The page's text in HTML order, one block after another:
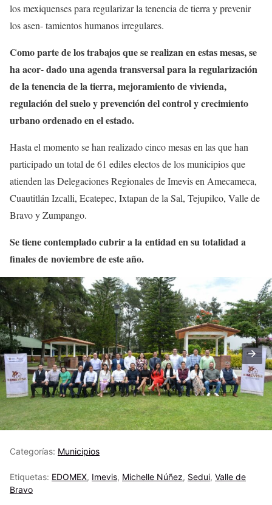
los mexiquenses para regularizar la tenencia de tierra y prevenir
los asen- tamientos humanos irregulares.
Como parte de los trabajos que se realizan en estas mesas, se
ha acor- dado una agenda transversal para la regularización
de la tenencia de la tierra, mejoramiento de vivienda,
regulación del suelo y prevención del control y crecimiento
urbano ordenado en el estado.
Hasta el momento se han realizado cinco mesas en las que han
participado un total de 61 ediles electos de los municipios que
atienden las Delegaciones Regionales de Imevis en Amecameca,
Cuautitlán Izcalli, Ecatepec, Ixtapan de la Sal, Tejupilco, Valle de
Bravo y Zumpango.
Se tiene contemplado cubrir a la entidad en su totalidad a
finales de noviembre de este año.
Categorías: Municipios
Etiquetas: EDOMEX, Imevis, Michelle Núñez, Sedui, Valle de
Bravo